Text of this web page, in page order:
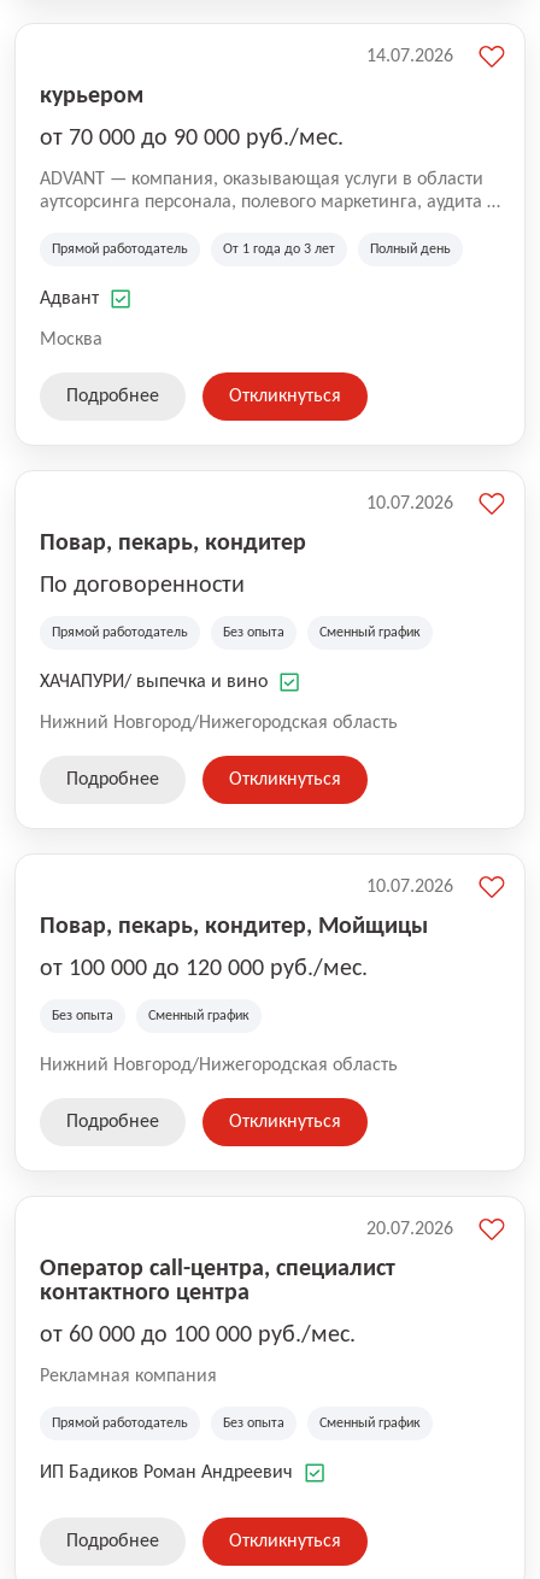
курьером
от 70 000 до 90 000 руб./мес.
ADVANT — компания, оказывающая услуги в области
аутсорсинга персонала, полевого маркетинга, аудита и
региональных клиентов. Мы работаем на рынке с
Казахстана и Беларуси, сотрудничая с компаниями из
Прямой работодатель От 1 года до 3 лет Полный день
Адвант
Москва
14.07.2026
Подробнее Откликнуться
Повар, пекарь, кондитер
По договоренности
Прямой работодатель Без опыта Сменный график
ХАЧАПУРИ/ выпечка и вино
Нижний Новгород/Нижегородская область
10.07.2026
Подробнее Откликнуться
Повар, пекарь, кондитер, Мойщицы
от 100 000 до 120 000 руб./мес.
Без опыта Сменный график
Нижний Новгород/Нижегородская область
10.07.2026
Подробнее Откликнуться
Оператор call-центра, специалист
контактного центра
от 60 000 до 100 000 руб./мес.
Рекламная компания
Прямой работодатель Без опыта Сменный график
ИП Бадиков Роман Андреевич
20.07.2026
Подробнее Откликнуться